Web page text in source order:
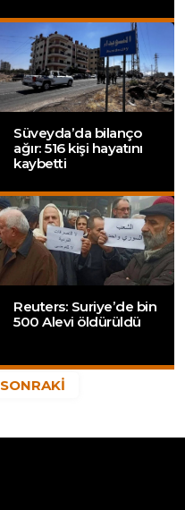
Süveyda’da bilanço
ağır: 516 kişi hayatını
kaybetti
Reuters: Suriye’de bin
500 Alevi öldürüldü
SONRAKİ